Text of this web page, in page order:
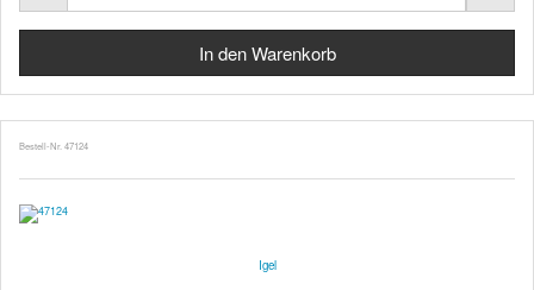
Bestell-Nr. 47124
Igel